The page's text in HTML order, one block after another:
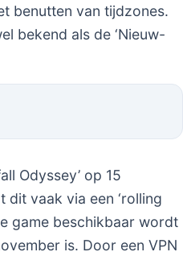
benutten van tijdzones.
bekend als de ‘Nieuw-
Odyssey’ op 15
vaak via een ‘rolling
game beschikbaar wordt
is. Door een VPN